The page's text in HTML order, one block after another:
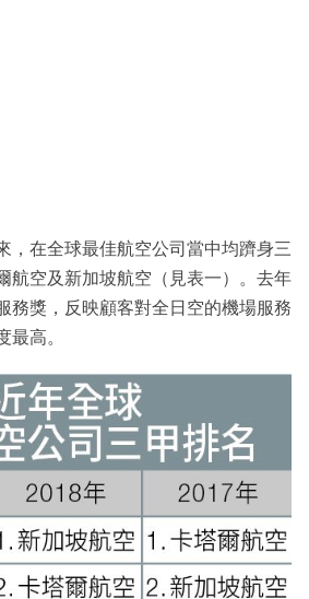
，在全球最佳航空公司當中均躋身三
航空及新加坡航空（見表一）。去年
務獎，反映顧客對全日空的機場服務
最高。